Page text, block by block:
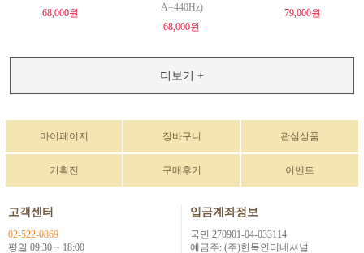
68,000원
A=440Hz)
68,000원
79,000원
더보기 +
마이페이지 장바구니 관심상품
기획전 구매후기 이벤트
고객센터
02-522-0869
평일 09:30 ~ 18:00
입금계좌정보
국민 270901-04-033114
예금주: (주)한독인터네셔널